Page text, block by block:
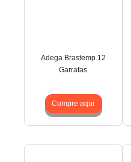
Adega Brastemp 12
Garrafas
Compre aqui